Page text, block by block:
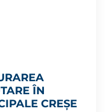
ÎN
CREȘE